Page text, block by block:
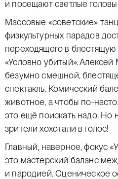
и посещают светлые
Массовые «советские»
физкультурных парадов
переходящего в
«Условно убитый».
безумно смешной,
спектакль. Комический
животное, а чтобы по-
это ещё поискать надо. Но
зрители хохотали в голос!
Главный, наверное, фокус
это мастерский баланс
и пародией. Сценическое